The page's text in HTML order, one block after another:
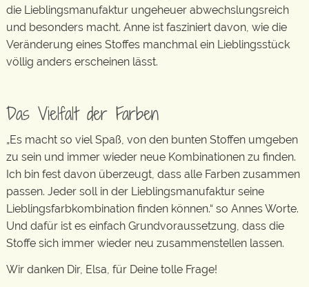
die Lieblingsmanufaktur ungeheuer abwechslungsreich
und besonders macht. Anne ist fasziniert davon, wie die
Veränderung eines Stoffes manchmal ein Lieblingsstück
völlig anders erscheinen lässt.
Das Vielfalt der Farben
„Es macht so viel Spaß, von den bunten Stoffen umgeben
zu sein und immer wieder neue Kombinationen zu finden.
Ich bin fest davon überzeugt, dass alle Farben zusammen
passen. Jeder soll in der Lieblingsmanufaktur seine
Lieblingsfarbkombination finden können.“ so Annes Worte.
Und dafür ist es einfach Grundvoraussetzung, dass die
Stoffe sich immer wieder neu zusammenstellen lassen.
Wir danken Dir, Elsa, für Deine tolle Frage!